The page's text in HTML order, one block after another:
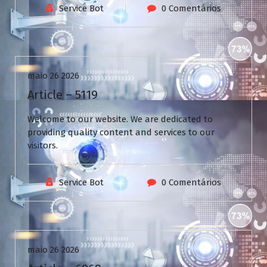
Service Bot 0 Comentários
Uncategorized
maio 26 2026
Article – 5119
Welcome to our website. We are dedicated to
providing quality content and services to our
visitors.
Service Bot 0 Comentários
Uncategorized
maio 26 2026